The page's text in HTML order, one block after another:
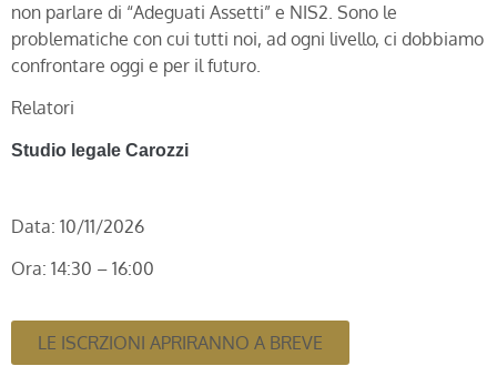
non parlare di “Adeguati Assetti” e NIS2. Sono le
problematiche con cui tutti noi, ad ogni livello, ci dobbiamo
confrontare oggi e per il futuro.
Relatori
Studio legale Carozzi
Data: 10/11/2026
Ora: 14:30 – 16:00
LE ISCRZIONI APRIRANNO A BREVE